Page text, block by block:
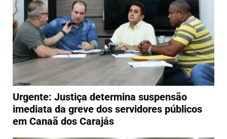
Urgente: Justiça determina suspensão
imediata da greve dos servidores públicos
em Canaã dos Carajás